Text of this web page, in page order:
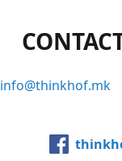
info@thinkhof.mk